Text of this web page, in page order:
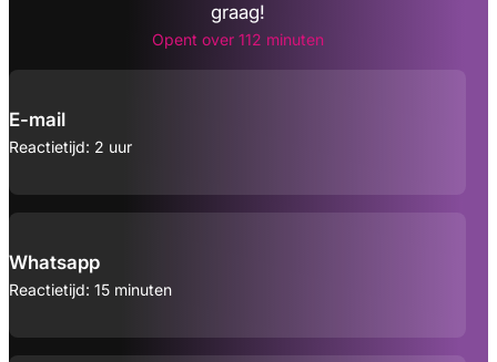
graag!
Opent over 112 minuten
E-mail
Reactietijd: 2 uur
Whatsapp
Reactietijd: 15 minuten